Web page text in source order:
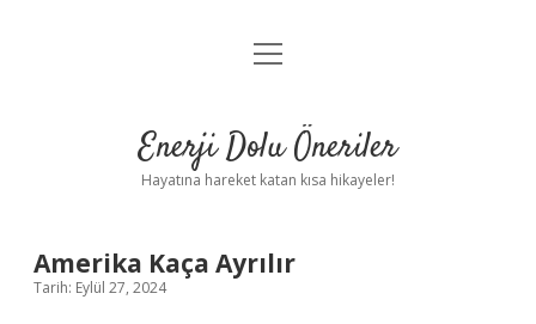
Anasayfa
Yasal Uyarı
menüyü
Enerji Dolu Öneriler
Hayatına hareket katan kısa hikayeler!
Amerika Kaça Ayrılır
Tarih: Eylül 27, 2024